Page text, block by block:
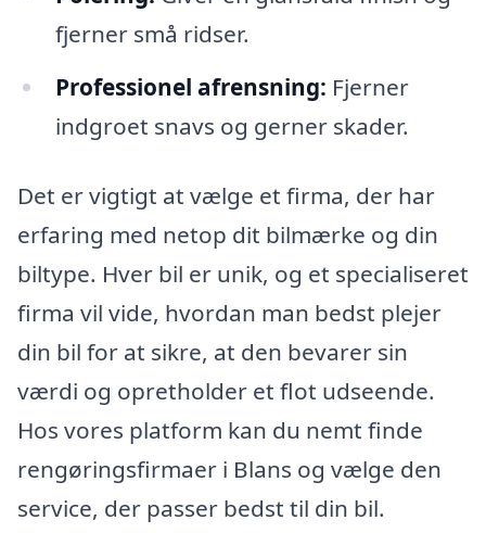
fjerner små ridser.
Professionel afrensning: Fjerner
indgroet snavs og gerner skader.
Det er vigtigt at vælge et firma, der har
erfaring med netop dit bilmærke og din
biltype. Hver bil er unik, og et specialiseret
firma vil vide, hvordan man bedst plejer
din bil for at sikre, at den bevarer sin
værdi og opretholder et flot udseende.
Hos vores platform kan du nemt finde
rengøringsfirmaer i Blans og vælge den
service, der passer bedst til din bil.